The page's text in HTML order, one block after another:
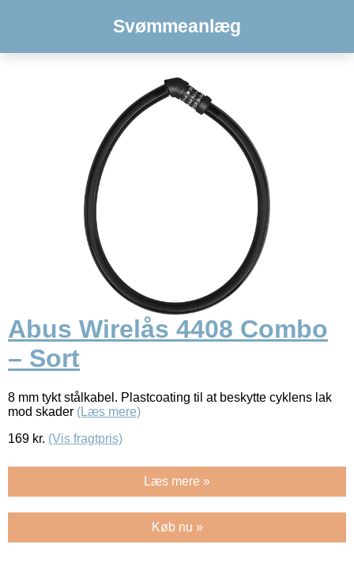
Svømmeanlæg
Abus Wirelås 4408 Combo
– Sort
8 mm tykt stålkabel. Plastcoating til at beskytte cyklens lak
mod skader (Læs mere)
169 kr. (Vis fragtpris)
Læs mere »
Køb nu »